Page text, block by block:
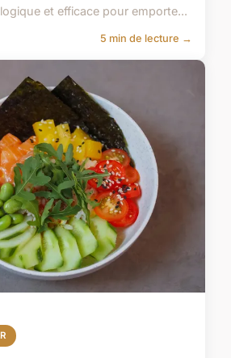
et efficace pour emporte...
5 min de lecture →